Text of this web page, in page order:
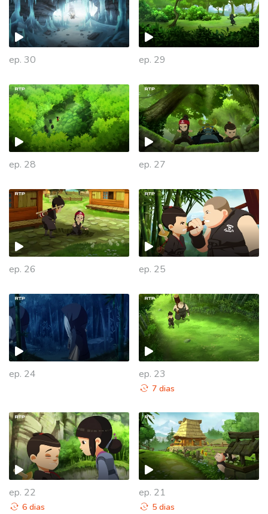
ep. 30 ep. 29
ep. 28 ep. 27
ep. 26 ep. 25
ep. 24 ep. 23
7 dias
ep. 22
6 dias
ep. 21
5 dias